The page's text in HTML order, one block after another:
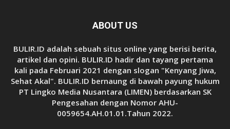
ABOUT US
BULIR.ID adalah sebuah situs online yang berisi berita,
artikel dan opini. BULIR.ID hadir dan tayang pertama
kali pada Februari 2021 dengan slogan "Kenyang Jiwa,
Sehat Akal". BULIR.ID bernaung di bawah payung hukum
PT Lingko Media Nusantara (LIMEN) berdasarkan SK
Pengesahan dengan Nomor AHU-
0059654.AH.01.01.Tahun 2022.